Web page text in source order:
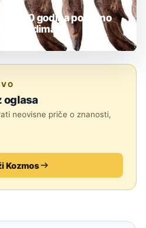
godina potpuno
ljudima
oglasa
neovisne priče o znanosti,
Kozmos